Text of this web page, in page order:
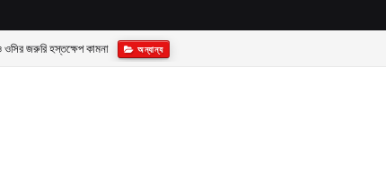
গড়ে তোলার বিকল্প নেই—---বিএনপির কেন্দ্রিয় নেতা সাবেক এমপি বীর মুক্তিযোদ্ধা সিরাজুল ইসলাম সরদার